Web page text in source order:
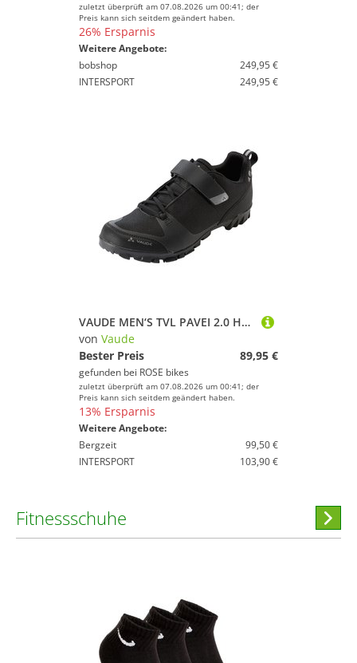
zuletzt überprüft am 07.08.2026 um 00:41; der
Preis kann sich seitdem geändert haben.
26% Ersparnis
Weitere Angebote:
bobshop
249,95 €
INTERSPORT
249,95 €
VAUDE MEN‘S TVL PAVEI 2.0 Herren Trekkingschuhe
von Vaude
Bester Preis
89,95 €
gefunden bei ROSE bikes
zuletzt überprüft am 07.08.2026 um 00:41; der
Preis kann sich seitdem geändert haben.
13% Ersparnis
Weitere Angebote:
Bergzeit
99,50 €
INTERSPORT
103,90 €
Fitnessschuhe